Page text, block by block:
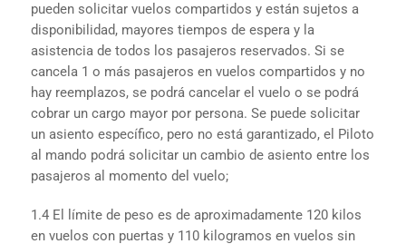
pueden solicitar vuelos compartidos y están sujetos a
disponibilidad, mayores tiempos de espera y la
asistencia de todos los pasajeros reservados. Si se
cancela 1 o más pasajeros en vuelos compartidos y no
hay reemplazos, se podrá cancelar el vuelo o se podrá
cobrar un cargo mayor por persona. Se puede solicitar
un asiento específico, pero no está garantizado, el Piloto
al mando podrá solicitar un cambio de asiento entre los
pasajeros al momento del vuelo;
1.4 El límite de peso es de aproximadamente 120 kilos
en vuelos con puertas y 110 kilogramos en vuelos sin